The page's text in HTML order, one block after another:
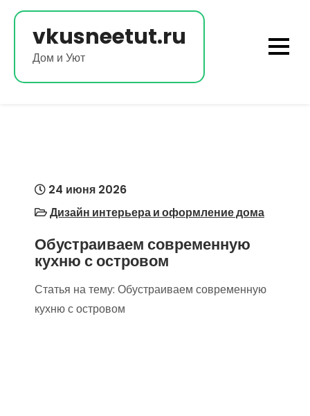
Перейти
содержимому
vkusneetut.ru
Дом и Уют
24 июня 2026
Дизайн интерьера и оформление дома
Обустраиваем современную
кухню с островом
Статья на тему: Обустраиваем современную
кухню с островом